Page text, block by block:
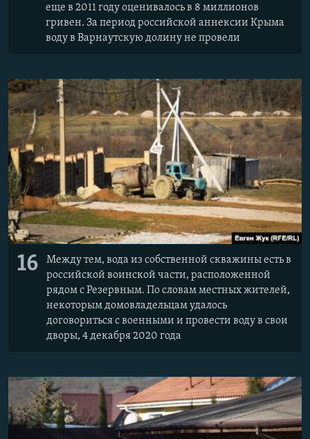
еще в 2011 году оценивалось в 8 миллионов
гривен. За период российской аннексии Крыма
воду в Варнаутскую долину не провели
16
Между тем, вода из собственной скважины есть в
российской воинской части, расположенной
рядом с Резервным. По словам местных жителей,
некоторым домовладельцам удалось
договориться с военными и провести воду в свои
дворы, 4 декабря 2020 года